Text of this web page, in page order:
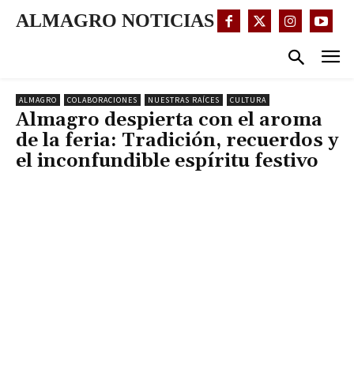
ALMAGRO NOTICIAS
ALMAGRO COLABORACIONES NUESTRAS RAÍCES CULTURA
Almagro despierta con el aroma
de la feria: Tradición, recuerdos y
el inconfundible espíritu festivo